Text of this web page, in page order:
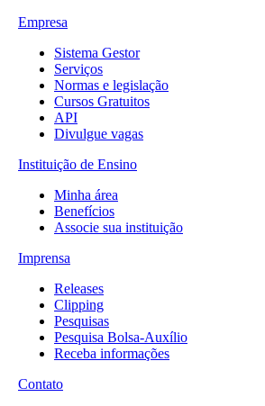
Empresa
Sistema Gestor
Serviços
Normas e legislação
Cursos Gratuitos
API
Divulgue vagas
Instituição de Ensino
Minha área
Benefícios
Associe sua instituição
Imprensa
Releases
Clipping
Pesquisas
Pesquisa Bolsa-Auxílio
Receba informações
Contato